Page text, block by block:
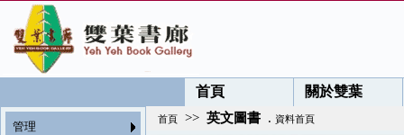
首頁 關於雙葉
管理
首頁 >> 英文圖書 . 資料首頁